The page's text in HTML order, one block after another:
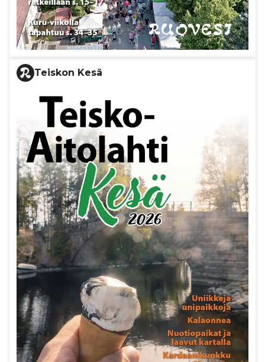
Teiskon Kesä